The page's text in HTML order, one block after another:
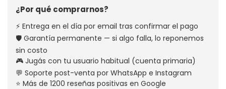
¿Por qué comprarnos?
⚡ Entrega en el día por email tras confirmar el pago
🛡️ Garantía permanente — si algo falla, lo reponemos
sin costo
🎮 Jugás con tu usuario habitual (cuenta primaria)
💬 Soporte post-venta por WhatsApp e Instagram
⭐ Más de 1200 reseñas positivas en Google